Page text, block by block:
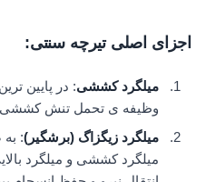
اجزای اصلی تیرچه سنتی:
میلگرد کششی: در پایین
وظیفه ی تحمل تنش کششی
میلگرد زیگزاگ (برشگیر):
میلگرد کششی و میلگرد